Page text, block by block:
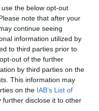
the below opt-out
note that after your
continue seeing
information utilized by
to third parties prior to
out of the further
by third parties on the
This information may
on the IAB’s List of
further disclose it to other
Μπενάκη 7